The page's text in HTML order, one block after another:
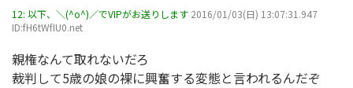
12: 以下、＼(^o^)／でVIPがお送りします 2016/01/03(日) 13:07:31.947
ID:fH6tWfIU0.net
親権なんて取れないだろ
裁判して5歳の娘の裸に興奮する変態と言われるんだぞ